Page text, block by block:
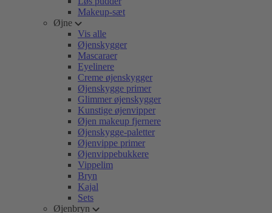
Makeup-sæt
Øjne
Vis alle
Øjenskygger
Mascaraer
Eyelinere
Creme øjenskygger
Øjenskygge primer
Glimmer øjenskygger
Kunstige øjenvipper
Øjen makeup fjernere
Øjenskygge-paletter
Øjenvippe primer
Øjenvippebukkere
Vippelim
Bryn
Kajal
Sets
Øjenbryn